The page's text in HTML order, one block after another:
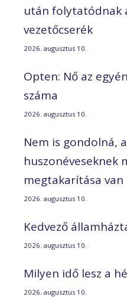
után folytatódnak
vezetőcserék
2026. augusztus 10.
Opten: Nő az
száma
2026. augusztus 10.
Nem is gondolná,
huszonéveseknek
megtakarítása van
2026. augusztus 10.
Kedvező
2026. augusztus 10.
Milyen idő lesz a
2026. augusztus 10.